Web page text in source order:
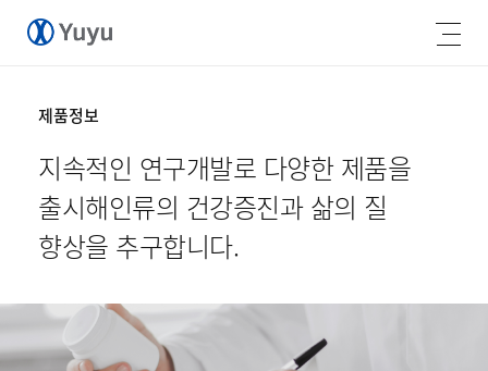
제품정보
지속적인 연구개발로 다양한 제품을
출시해인류의 건강증진과 삶의 질
향상을 추구합니다.